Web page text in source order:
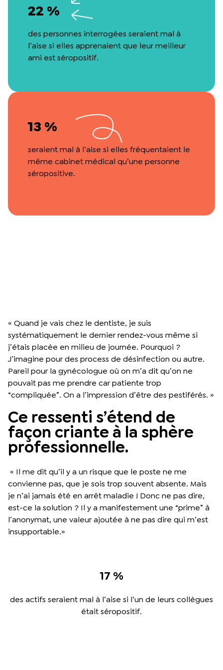
22 %
des personnes interrogées seraient mal à
l’aise si elles apprenaient que leur meilleur
ami est séropositif.
13 %
seraient mal à l’aise si elles fréquentaient le
même cabinet médical qu’une personne
séropositive.
« Quand je vais chez le dentiste, je suis
systématiquement le dernier rendez-vous même si
j’étais placée en milieu de journée. Pourquoi ?
J’imagine pour des process de désinfection ou autre.
Pareil pour la gynécologue où on m’a dit qu’on ne
pouvait pas me prendre car patiente trop
“compliquée”. On a l’impression d’être des pestiférés. »
Ce ressenti s’étend de
façon criante à la sphère
professionnelle.
« Il me dit qu’il y a un risque que le poste ne me
convienne pas, que je sois trop souvent absente. Mais
je n’ai jamais été en arrêt maladie ! Donc ne pas dire,
est-ce la solution ? Il y a manifestement une “prime” à
l’anonymat, une valeur ajoutée à ne pas dire qui m’est
insupportable.»
17 %
des actifs seraient mal à l’aise si l’un de leurs collègues
était séropositif.